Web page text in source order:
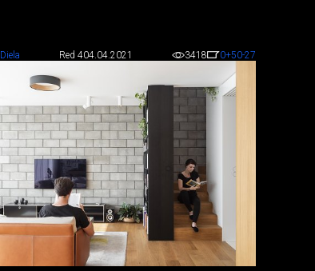
Diela Red 404.04.2021 3418 0+50-27